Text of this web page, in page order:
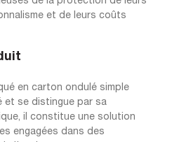
et de leurs coûts
en carton ondulé simple
et se distingue par sa
il constitue une solution
engagées dans des